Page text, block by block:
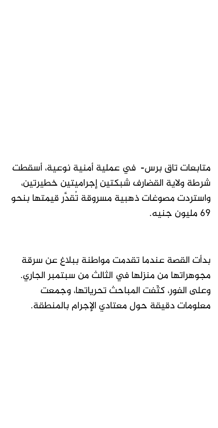
متابعات تاق برس- في عملية أمنية نوعية، أسقطت
شرطة ولاية القضارف شبكتين إجراميتين خطيرتين،
واستردت مصوغات ذهبية مسروقة تُقدَّر قيمتها بنحو
69 مليون جنيه.
بدأت القصة عندما تقدمت مواطنة ببلاغ عن سرقة
مجوهراتها من منزلها في الثالث من سبتمبر الجاري.
وعلى الفور، كثّفت المباحث تحرياتها، وجمعت
معلومات دقيقة حول معتادي الإجرام بالمنطقة.